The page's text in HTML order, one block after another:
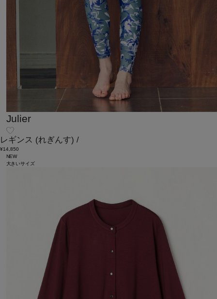
Julier
レギンス (れぎんす) /
¥14,850
NEW
大きいサイズ